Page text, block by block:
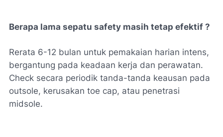
Berapa lama sepatu safety masih tetap efektif ?
Rerata 6-12 bulan untuk pemakaian harian intens,
bergantung pada keadaan kerja dan perawatan.
Check secara periodik tanda-tanda keausan pada
outsole, kerusakan toe cap, atau penetrasi
midsole.